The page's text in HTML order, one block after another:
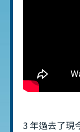
3 年過去了現